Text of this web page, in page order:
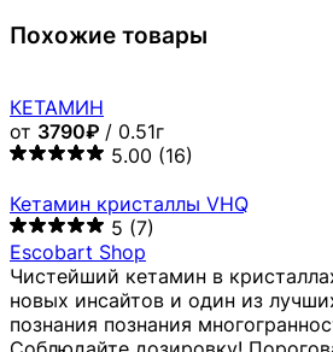
Похожие товары
КЕТАМИН
от 3790₽ / 0.51г
5.00 (16)
Кетамин кристаллы VHQ
5 (7)
Escobart Shop
Чистейший кетамин в
новых инсайтов и один из
познания познания